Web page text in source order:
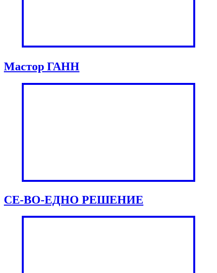
Мастор ГАНН
СЕ-ВО-ЕДНО РЕШЕНИЕ